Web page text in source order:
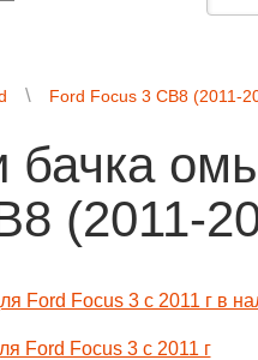
Ford Focus 3 CB8 (2011-
бачка
(2011-
Ford Focus 3 с 2011 г